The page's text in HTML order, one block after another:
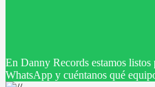
En Danny Records estamos listos
WhatsApp y cuéntanos qué